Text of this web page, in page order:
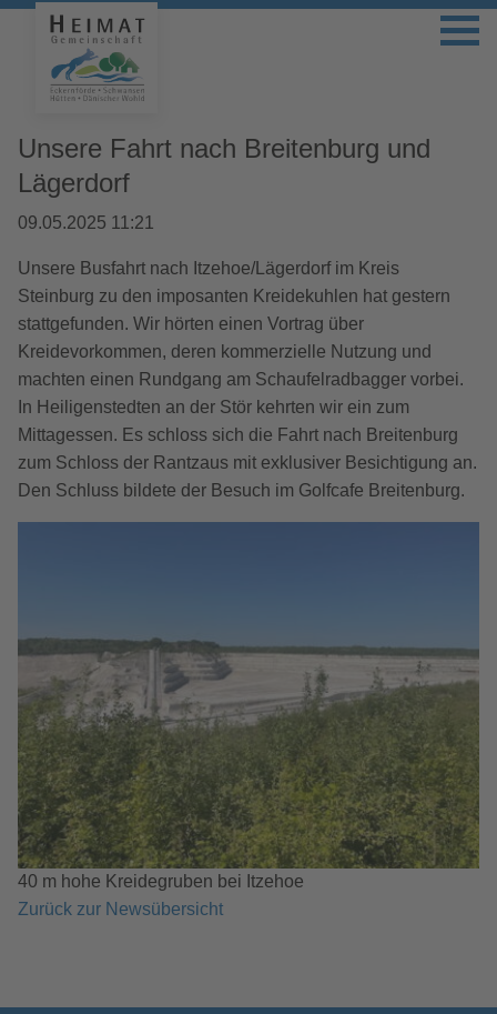
Unsere Fahrt nach Breitenburg und
Lägerdorf
09.05.2025 11:21
Unsere Busfahrt nach Itzehoe/Lägerdorf im Kreis
Steinburg zu den imposanten Kreidekuhlen hat gestern
stattgefunden. Wir hörten einen Vortrag über
Kreidevorkommen, deren kommerzielle Nutzung und
machten einen Rundgang am Schaufelradbagger vorbei.
In Heiligenstedten an der Stör kehrten wir ein zum
Mittagessen. Es schloss sich die Fahrt nach Breitenburg
zum Schloss der Rantzaus mit exklusiver Besichtigung an.
Den Schluss bildete der Besuch im Golfcafe Breitenburg.
40 m hohe Kreidegruben bei Itzehoe
Zurück zur Newsübersicht